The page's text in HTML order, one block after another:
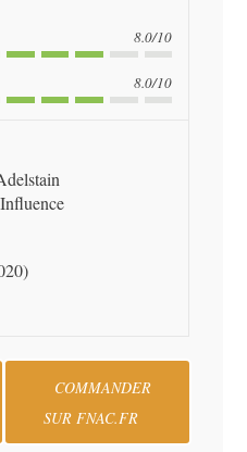
8.0/10
8.0/10
COMMANDER
SUR FNAC.FR